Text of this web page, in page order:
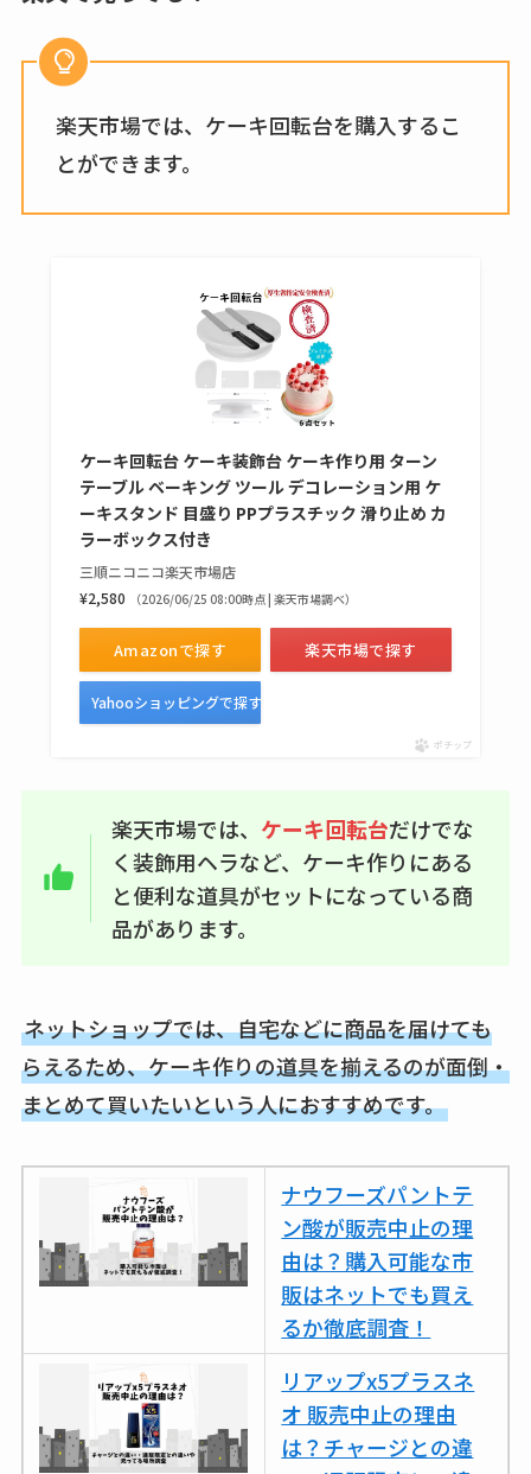
スはコンビニで売っ
は？おすすめや効果
楽天市場では、ケーキ回転台を購入するこ
とができます。
ケーキ回転台 ケーキ装飾台 ケーキ作り用 ターン
テーブル ベーキング ツール デコレーション用 ケ
ーキスタンド 目盛り PPプラスチック 滑り止め カ
ラーボックス付き
三順ニコニコ楽天市場店
¥2,580
（2026/06/25 08:00時点 | 楽天市場調べ）
Amazonで探す 楽天市場で探す
Yahooショッピングで探す
ポチップ
楽天市場では、 ケーキ回転台だけでな
く装飾用ヘラなど、ケーキ作りにある
と便利な道具がセットになっている商
品があります。
ネットショップでは、自宅などに商品を届けても
らえるため、ケーキ作りの道具を揃えるのが面倒・
まとめて買いたいという人におすすめです。
ナウフーズパントテ
ン酸が販売中止の理
由は？購入可能な市
販はネットでも買え
るか徹底調査！
リアップx5プラスネ
オ 販売中止の理由
は？チャージとの違